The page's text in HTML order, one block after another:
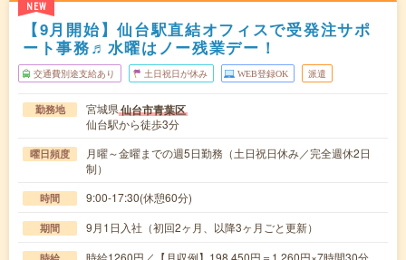
NEW
【9月開始】仙台駅直結オフィスで受発注サポ
ート事務♬水曜はノー残業デー！
交通費別途支給あり 土日祝日が休み WEB登録OK 派遣
勤務地 宮城県仙台市青葉区
仙台駅から徒歩3分
曜日頻度
月曜～金曜までの週5日勤務（土日祝日休み／完全週休2日
制）
時間 9:00-17:30(休憩60分)
期間 9月1日入社（初回2ヶ月、以降3ヶ月ごと更新）
時給1260円／【月収例】198,450円＝1,260円×7時間30分